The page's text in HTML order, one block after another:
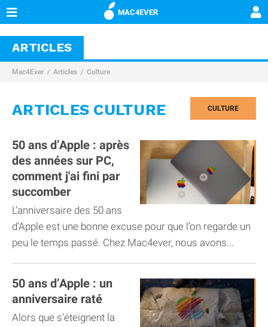
MAC4EVER
ARTICLES
Mac4Ever Articles Culture
CULTURE
ARTICLES CULTURE
50 ans d’Apple : après
des années sur PC,
comment j'ai fini par
succomber
L’anniversaire des 50 ans
d’Apple est une bonne excuse pour que l’on regarde un
peu le temps passé. Chez Mac4ever, nous avons...
50 ans d’Apple : un
anniversaire raté
Alors que s’éteignent la